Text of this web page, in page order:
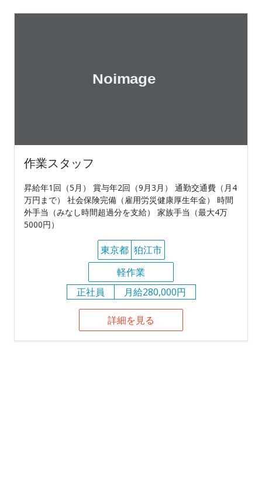
作業スタッフ
昇給年1回（5月） 賞与年2回（9月3月） 通勤交通費（月4
万円まで） 社会保険完備（雇用労災健康厚生年金） 時間
外手当（みなし時間超過分を支給） 家族手当（最大4万
5000円）
東京都 狛江市
軽作業
正社員
月給280,000円
詳細を見る